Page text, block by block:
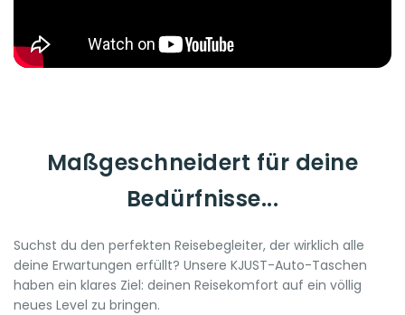
Maßgeschneidert für deine
Bedürfnisse...
Suchst du den perfekten Reisebegleiter, der wirklich alle
deine Erwartungen erfüllt? Unsere KJUST-Auto-Taschen
haben ein klares Ziel: deinen Reisekomfort auf ein völlig
neues Level zu bringen.